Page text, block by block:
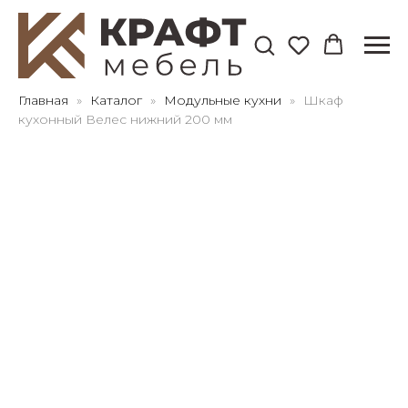
Главная Каталог Модульные кухни
Шкаф
кухонный Велес нижний 200 мм